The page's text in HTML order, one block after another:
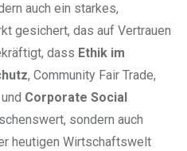
auch ein starkes,
gesichert, das auf Vertrauen
dass Ethik im
, Community Fair Trade,
und Corporate Social
sondern auch
heutigen Wirtschaftswelt